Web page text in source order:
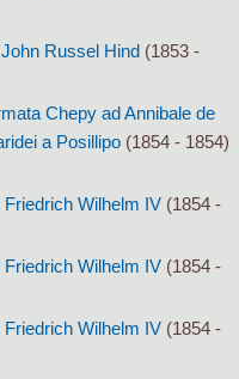
Russel Hind (1853 -
Chepy ad Annibale de
a Posillipo (1854 - 1854)
Friedrich Wilhelm IV (1854 -
Friedrich Wilhelm IV (1854 -
Friedrich Wilhelm IV (1854 -